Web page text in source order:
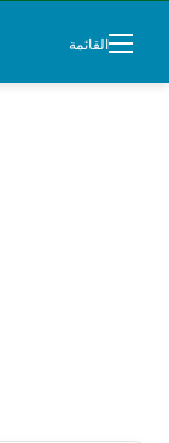
القائمة